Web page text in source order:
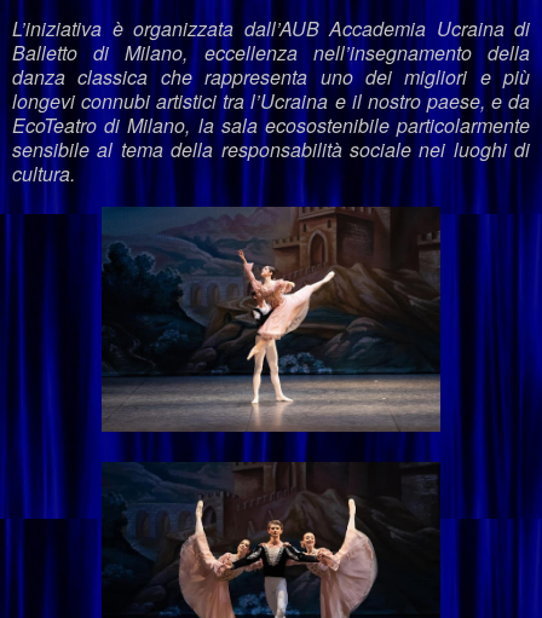
L’iniziativa è organizzata dall’AUB Accademia Ucraina di
Balletto di Milano, eccellenza nell’insegnamento della
danza classica che rappresenta uno dei migliori e più
longevi connubi artistici tra l’Ucraina e il nostro paese, e da
EcoTeatro di Milano, la sala ecosostenibile particolarmente
sensibile al tema della responsabilità sociale nei luoghi di
cultura.